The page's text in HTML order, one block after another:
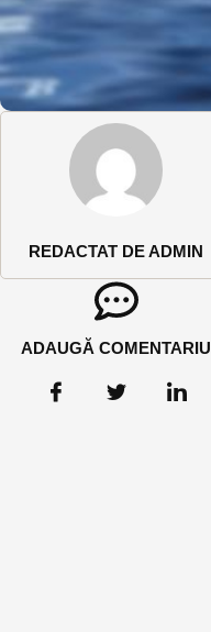
REDACTAT DE ADMIN
ADAUGĂ COMENTARIU